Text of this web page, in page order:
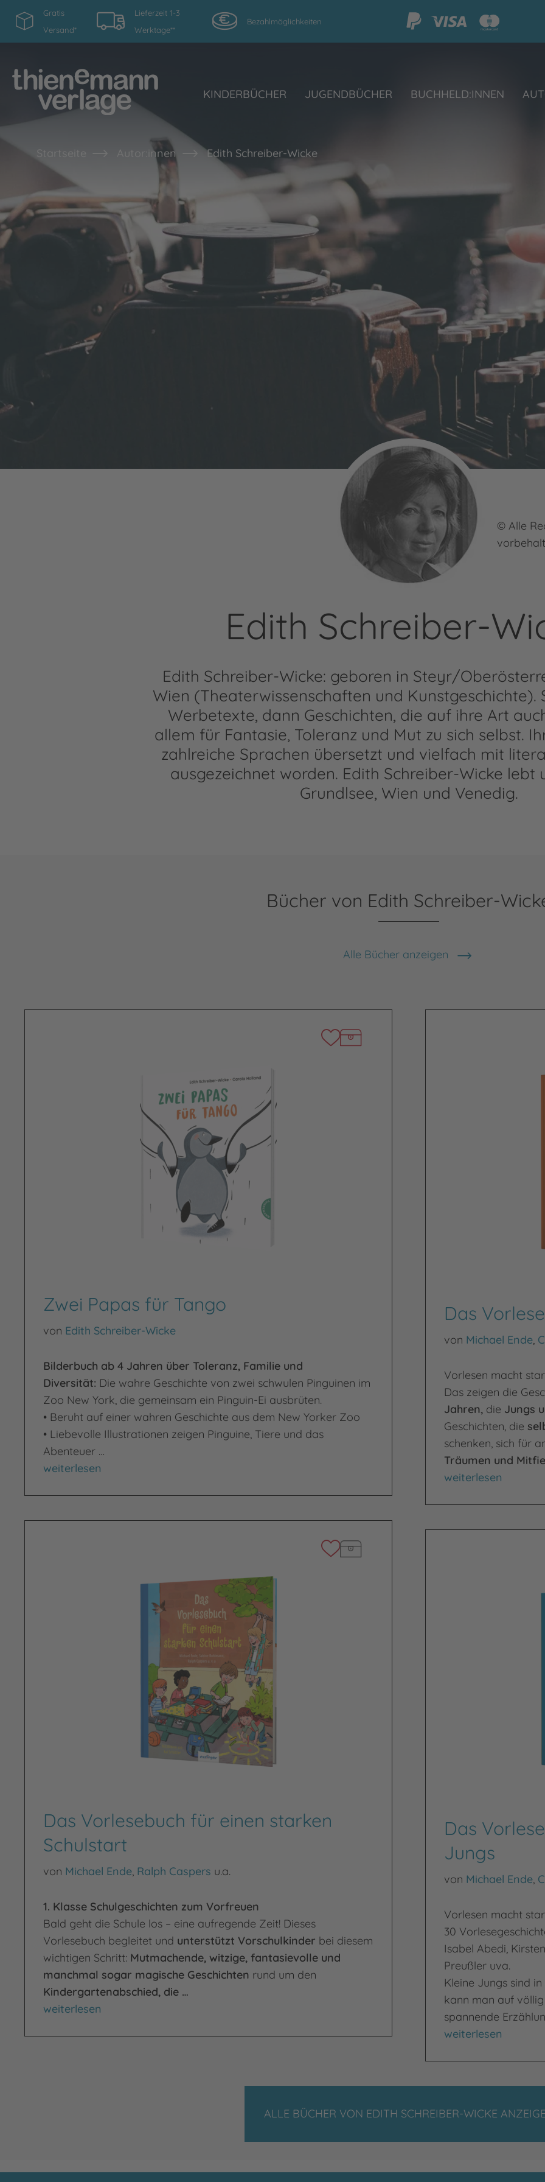
Gratis
Versand*
Lieferzeit 1-3
Werktage**
Bezahlmöglichkeiten
KINDERBÜCHER JUGENDBÜCHER BUCHHELD:INNEN
Startseite Autor:innen Edith Schreiber-Wicke
© Alle
Edith Schreiber-
Edith Schreiber-Wicke: geboren in Steyr/
Wien (Theaterwissenschaften und Kunstgeschichte).
Werbetexte, dann Geschichten, die auf ihre Art
allem für Fantasie, Toleranz und Mut zu sich selbst.
zahlreiche Sprachen übersetzt und vielfach mit
ausgezeichnet worden. Edith Schreiber-Wicke lebt
Grundlsee, Wien und Venedig.
Bücher von Edith Schreiber-
Alle Bücher anzeigen
Zwei Papas für Tango
von Edith Schreiber-Wicke
Bilderbuch ab 4 Jahren über Toleranz, Familie und
Diversität: Die wahre Geschichte von zwei schwulen Pinguinen im
Zoo New York, die gemeinsam ein Pinguin-Ei ausbrüten.
• Beruht auf einer wahren Geschichte aus dem New Yorker Zoo
• Liebevolle Illustrationen zeigen Pinguine, Tiere und das
Abenteuer …
Zwei Papas für Tango
weiterlesen
Das
von Michael Ende,
Vorlesen macht
Das zeigen die
Jahren, die Jungs
Geschichten, die
schenken, sich für
Träumen und
Das Vorlesebuch
weiterlesen
Das Vorlesebuch für einen starken
Schulstart
von Michael Ende, Ralph Caspers u.a.
1. Klasse Schulgeschichten zum Vorfreuen
Bald geht die Schule los – eine aufregende Zeit! Dieses
Vorlesebuch begleitet und unterstützt Vorschulkinder bei diesem
wichtigen Schritt: Mutmachende, witzige, fantasievolle und
manchmal sogar magische Geschichten rund um den
Kindergartenabschied, die …
Das Vorlesebuch für einen starken Schulstart
weiterlesen
Das
Jungs
von Michael Ende,
Vorlesen macht
30
Isabel Abedi,
Preußler uva.
Kleine Jungs sind
kann man auf
spannende
Das Vorlesebuch
weiterlesen
ALLE BÜCHER VON EDITH SCHREIBER-WICKE